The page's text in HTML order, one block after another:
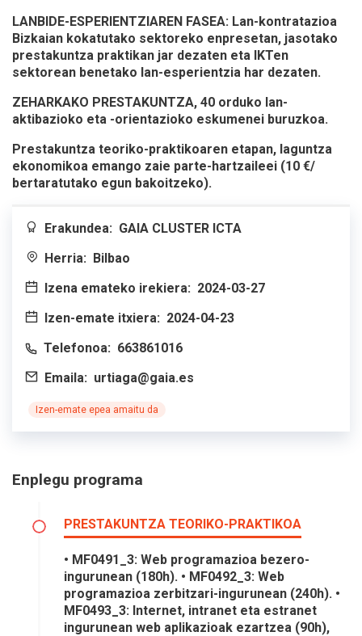
LANBIDE-ESPERIENTZIAREN FASEA: Lan-kontratazioa
Bizkaian kokatutako sektoreko enpresetan, jasotako
prestakuntza praktikan jar dezaten eta IKTen
sektorean benetako lan-esperientzia har dezaten.
ZEHARKAKO PRESTAKUNTZA, 40 orduko lan-
aktibazioko eta -orientazioko eskumenei buruzkoa.
Prestakuntza teoriko-praktikoaren etapan, laguntza
ekonomikoa emango zaie parte-hartzaileei (10 €/
bertaratutako egun bakoitzeko).
Erakundea: GAIA CLUSTER ICTA
Herria: Bilbao
Izena emateko irekiera: 2024-03-27
Izen-emate itxiera: 2024-04-23
Telefonoa: 663861016
Emaila: urtiaga@gaia.es
Izen-emate epea amaitu da
Enplegu programa
PRESTAKUNTZA TEORIKO-PRAKTIKOA
• MF0491_3: Web programazioa bezero-
ingurunean (180h). • MF0492_3: Web
programazioa zerbitzari-ingurunean (240h). •
MF0493_3: Internet, intranet eta estranet
ingurunean web aplikazioak ezartzea (90h),